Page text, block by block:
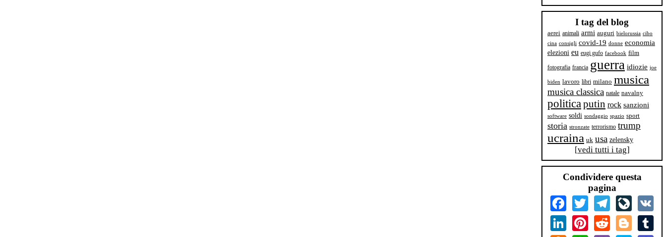
I tag del blog
aerei animali armi auguri bielorussia cibo
cina consigli covid-19 donne economia
elezioni eu eugi gufo facebook film
fotografia francia guerra idiozie joe
biden lavoro libri milano musica
musica classica natale navalny
politicaputin rock sanzioni
software soldi sondaggio spazio sport
storia stronzate terrorismo trump
ucraina uk usa zelensky
[vedi tutti i tag]
Condividere questa
pagina
FacebookTwitter Telegram
LinkedInPinterestReddit Blogger